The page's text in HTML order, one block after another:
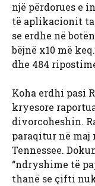
një përdorues e
të aplikacionit
se erdhe në
bëjnë x10 më
dhe 484
Koha erdhi pasi
kryesore
divorcoheshin.
paraqitur në maj
Tennessee.
“ndryshime të
thanë se çifti